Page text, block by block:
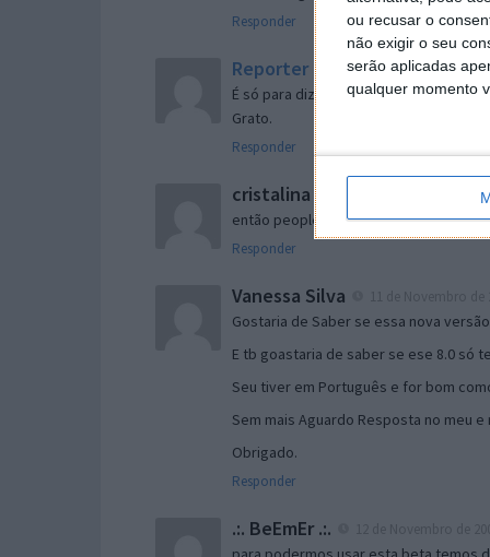
ou recusar o
não exigir o seu
serão aplicadas
qualquer momento
Responder
Reporter 7 de Novembro de 2005 às
É só para dizer que ainda não me
Grato.
Responder
cristalina 11 de Novembro de 2005
então people
Responder
Vanessa Silva
Gostaria de Saber se essa nova
E tb goastaria de saber se ese 8.0 só
Seu tiver em Português e for bom
Sem mais Aguardo Resposta no meu e
Obrigado.
Responder
.:. BeEmEr .:.